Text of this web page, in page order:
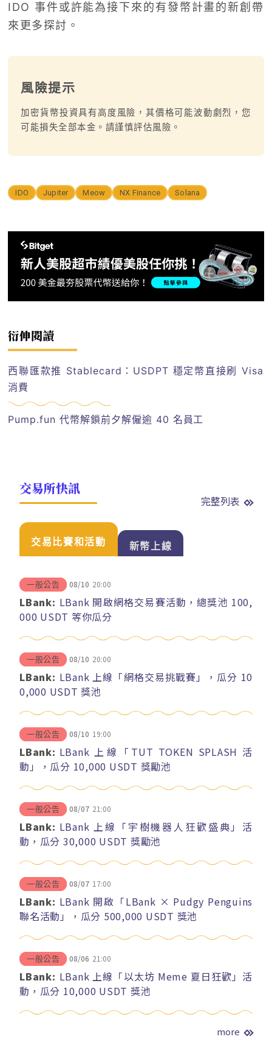
IDO 事件或許能為接下來的有發幣計畫的新創帶
來更多探討。
風險提示
加密貨幣投資具有高度風險，其價格可能波動劇烈，您
可能損失全部本金。請謹慎評估風險。
IDO Jupiter Meow NX Finance Solana
衍伸閱讀
西聯匯款推 Stablecard：USDPT 穩定幣直接刷 Visa
消費
Pump.fun 代幣解鎖前夕解僱逾 40 名員工
交易所快訊
完整列表
交易比賽和活動 新幣上線
一般公告 08/10 20:00
LBank: LBank 開啟網格交易賽活動，總獎池 100,
000 USDT 等你瓜分
一般公告 08/10 20:00
LBank: LBank 上線「網格交易挑戰賽」，瓜分 10
0,000 USDT 獎池
一般公告 08/10 19:00
LBank: LBank 上線「TUT TOKEN SPLASH 活
動」，瓜分 10,000 USDT 獎勵池
一般公告 08/07 21:00
LBank: LBank 上線「宇樹機器人狂歡盛典」活
動，瓜分 30,000 USDT 獎勵池
一般公告 08/07 17:00
LBank: LBank 開啟「LBank × Pudgy Penguins
聯名活動」，瓜分 500,000 USDT 獎池
一般公告 08/06 21:00
LBank: LBank 上線「以太坊 Meme 夏日狂歡」活
動，瓜分 10,000 USDT 獎池
more